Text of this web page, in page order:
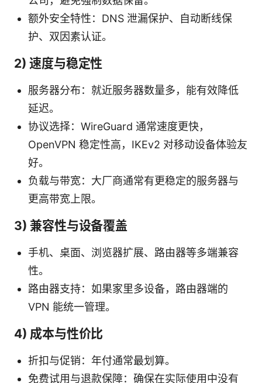
额外安全特性：DNS 泄漏保护、自动断线保
护、双因素认证。
2) 速度与稳定性
服务器分布：就近服务器数量多，能有效降低
延迟。
协议选择：WireGuard 通常速度更快，
OpenVPN 稳定性高，IKEv2 对移动设备体验友
好。
负载与带宽：大厂商通常有更稳定的服务器与
更高带宽上限。
3) 兼容性与设备覆盖
手机、桌面、浏览器扩展、路由器等多端兼容
性。
路由器支持：如果家里多设备，路由器端的
VPN 能统一管理。
4) 成本与性价比
折扣与促销：年付通常最划算。
免费试用与退款保障：确保在实际使用中没有